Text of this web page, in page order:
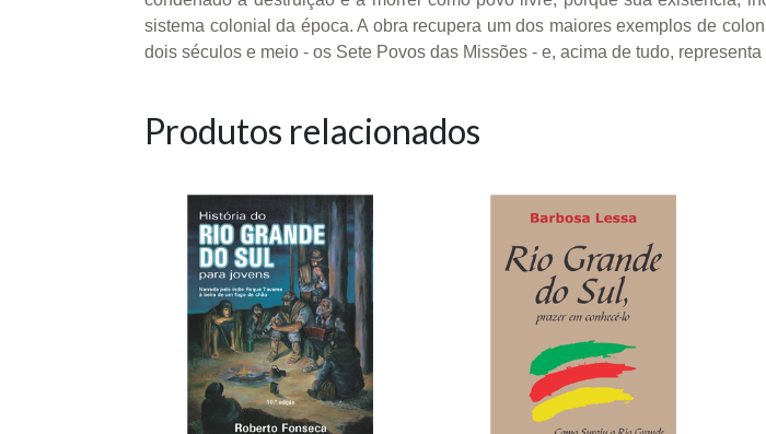
sistema colonial da época. A obra recupera um dos maiores exemplos de
dois séculos e meio - os Sete Povos das Missões - e, acima de tudo,
Produtos relacionados